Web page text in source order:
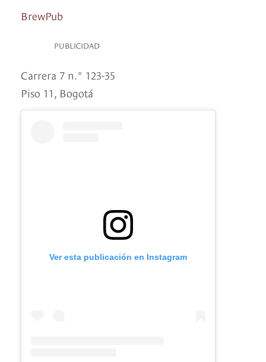
BrewPub
PUBLICIDAD
Carrera 7 n.° 123-35
Piso 11, Bogotá
Ver esta publicación en Instagram